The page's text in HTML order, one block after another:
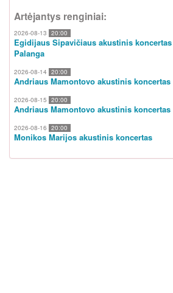
Artėjantys renginiai:
2026-08-13 20:00
Egidijaus Sipavičiaus akustinis
Palanga
2026-08-14 20:00
Andriaus Mamontovo akustinis koncertas
2026-08-15 20:00
Andriaus Mamontovo akustinis koncertas
2026-08-16 20:00
Monikos Marijos akustinis koncertas